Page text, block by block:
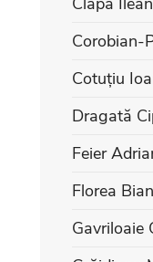
Corobian-
Cotuțiu
Dragată
Feier
Florea
Gavriloaie